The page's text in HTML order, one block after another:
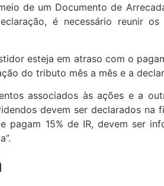
de um Documento de
é necessário reunir
esteja em atraso com o
do tributo mês a mês e a
associados às ações e a
devem ser declarados na
pagam 15% de IR, devem ser